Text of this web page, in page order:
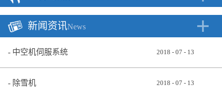
新闻资讯News
中空机伺服系统 2018 - 07 - 13
除雪机 2018 - 07 - 13